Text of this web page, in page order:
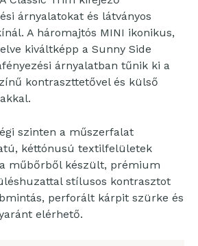
árnyalatokat és látványos
A háromajtós MINI ikonikus,
kiváltképp a Sunny Side
árnyalatban tűnik ki a
kontraszttetővel és külső
szinten a műszerfalat
kéttónusú textilfelületek
műbőrből készült, prémium
stílusos kontrasztot
perforált kárpit szürke és
elérhető.